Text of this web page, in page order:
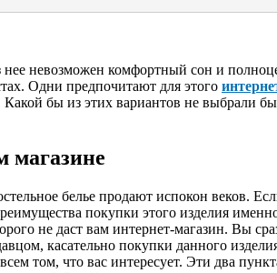
нее невозможен комфортный сон и
Одни предпочитают для этого
Какой бы из этих вариантов не
магазине
белье продают испокон веков.
покупки этого изделия
не даст вам интернет-магазин. Вы
касательно покупки данного
том, что вас интересует. Эти два